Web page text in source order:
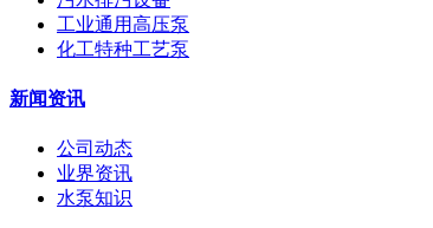
工业通用高压泵
化工特种工艺泵
新闻资讯
公司动态
业界资讯
水泵知识